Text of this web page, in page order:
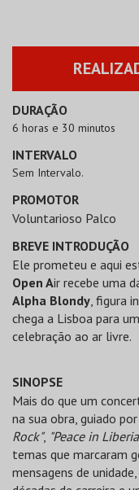
DURAÇÃO
6 horas e 30 minutos
INTERVALO
Sem Intervalo.
PROMOTOR
Voluntarioso Palco
BREVE INTRODUÇÃO
Ele prometeu e aqui
Open Air recebe uma
Alpha Blondy, figura
chega a Lisboa para
celebração ao ar livre.
SINOPSE
Mais do que um
na sua obra, guiado
Rock", "Peace in
temas que marcaram
mensagens de